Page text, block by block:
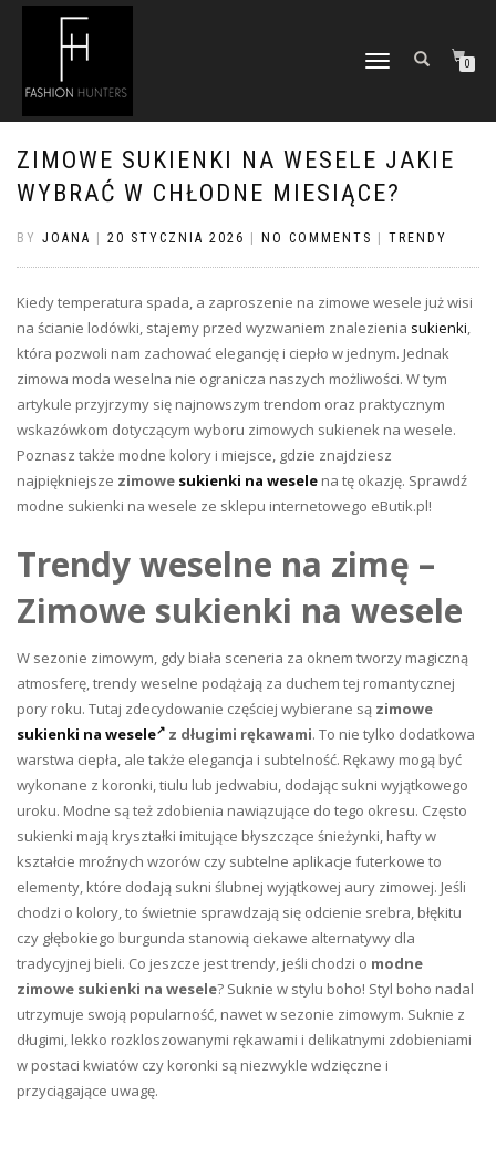
TOGGLE
0
ZIMOWE SUKIENKI NA WESELE JAKIE
WYBRAĆ W CHŁODNE MIESIĄCE?
BY JOANA 20 STYCZNIA 2026 NO COMMENTS TRENDY
Kiedy temperatura spada, a zaproszenie na zimowe wesele już wisi
na ścianie lodówki, stajemy przed wyzwaniem znalezienia sukienki,
która pozwoli nam zachować elegancję i ciepło w jednym. Jednak
zimowa moda weselna nie ogranicza naszych możliwości. W tym
artykule przyjrzymy się najnowszym trendom oraz praktycznym
wskazówkom dotyczącym wyboru zimowych sukienek na wesele.
Poznasz także modne kolory i miejsce, gdzie znajdziesz
najpiękniejsze zimowe sukienki na wesele na tę okazję. Sprawdź
modne sukienki na wesele ze sklepu internetowego eButik.pl!
Trendy weselne na zimę –
Zimowe sukienki na wesele
W sezonie zimowym, gdy biała sceneria za oknem tworzy magiczną
atmosferę, trendy weselne podążają za duchem tej romantycznej
pory roku. Tutaj zdecydowanie częściej wybierane są zimowe
sukienki na wesele
z długimi rękawami. To nie tylko dodatkowa
warstwa ciepła, ale także elegancja i subtelność. Rękawy mogą być
wykonane z koronki, tiulu lub jedwabiu, dodając sukni wyjątkowego
uroku. Modne są też zdobienia nawiązujące do tego okresu. Często
sukienki mają kryształki imitujące błyszczące śnieżynki, hafty w
kształcie mroźnych wzorów czy subtelne aplikacje futerkowe to
elementy, które dodają sukni ślubnej wyjątkowej aury zimowej. Jeśli
chodzi o kolory, to świetnie sprawdzają się odcienie srebra, błękitu
czy głębokiego burgunda stanowią ciekawe alternatywy dla
tradycyjnej bieli. Co jeszcze jest trendy, jeśli chodzi o modne
zimowe sukienki na wesele? Suknie w stylu boho! Styl boho nadal
utrzymuje swoją popularność, nawet w sezonie zimowym. Suknie z
długimi, lekko rozkloszowanymi rękawami i delikatnymi zdobieniami
w postaci kwiatów czy koronki są niezwykle wdzięczne i
przyciągające uwagę.